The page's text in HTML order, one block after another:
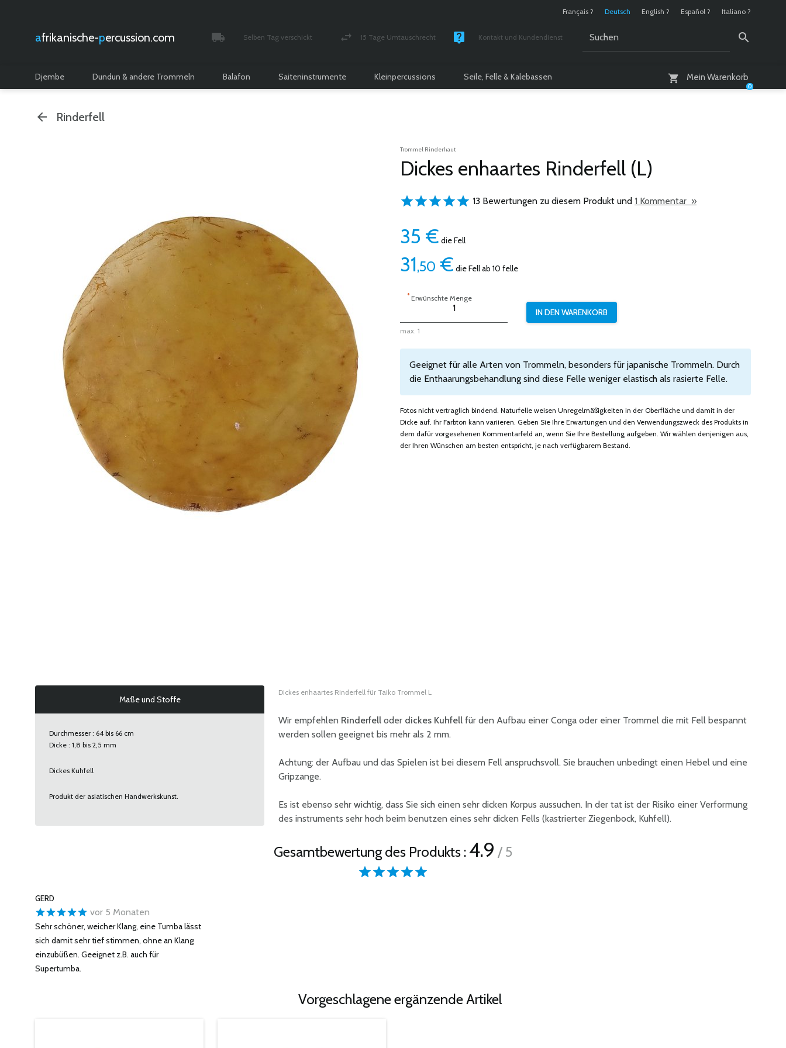
Français ? Deutsch English ? Español ? Italiano ?
afrikanische- percussion.com Selben Tag verschickt 15 Tage Umtauschrecht Kontakt und Kundendienst
Mein Warenkorb
0
Djembe Dundun & andere Trommeln Balafon Saiteninstrumente Kleinpercussions Seile, Felle & Kalebassen
Rinderfell
Trommel Rinderhaut
Dickes enhaartes Rinderfell (L)
13 Bewertungen zu diesem Produkt und 1 Kommentar »
35 € die Fell
31,50 € die Fell ab 10 felle
*Erwünschte Menge
max. 1
Geeignet für alle Arten von Trommeln, besonders für japanische Trommeln. Durch
die Enthaarungsbehandlung sind diese Felle weniger elastisch als rasierte Felle.
Fotos nicht vertraglich bindend. Naturfelle weisen Unregelmäßigkeiten in der Oberfläche und damit in der
Dicke auf. Ihr Farbton kann variieren. Geben Sie Ihre Erwartungen und den Verwendungszweck des Produkts in
dem dafür vorgesehenen Kommentarfeld an, wenn Sie Ihre Bestellung aufgeben. Wir wählen denjenigen aus,
der Ihren Wünschen am besten entspricht, je nach verfügbarem Bestand.
Maße und Stoffe
Durchmesser : 64 bis 66 cm
Dicke : 1,8 bis 2,5 mm
Dickes Kuhfell
Produkt der asiatischen Handwerkskunst.
Dickes enhaartes Rinderfell für Taiko Trommel L
Wir empfehlen Rinderfell oder dickes Kuhfell für den Aufbau einer Conga oder einer Trommel die mit Fell bespannt
werden sollen geeignet bis mehr als 2 mm.
Achtung: der Aufbau und das Spielen ist bei diesem Fell anspruchsvoll. Sie brauchen unbedingt einen Hebel und eine
Gripzange.
Es ist ebenso sehr wichtig, dass Sie sich einen sehr dicken Korpus aussuchen. In der tat ist der Risiko einer Verformung
des instruments sehr hoch beim benutzen eines sehr dicken Fells (kastrierter Ziegenbock, Kuhfell).
Gesamtbewertung des Produkts :4.9 / 5
GERD
vor 5 Monaten
Sehr schöner, weicher Klang, eine Tumba lässt
sich damit sehr tief stimmen, ohne an Klang
einzubüßen. Geeignet z.B. auch für
Supertumba.
Vorgeschlagene ergänzende Artikel